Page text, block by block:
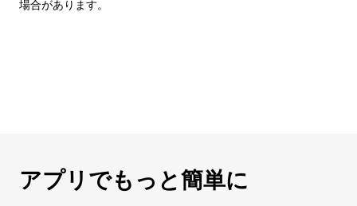
場合があります。
アプリでもっと簡単に